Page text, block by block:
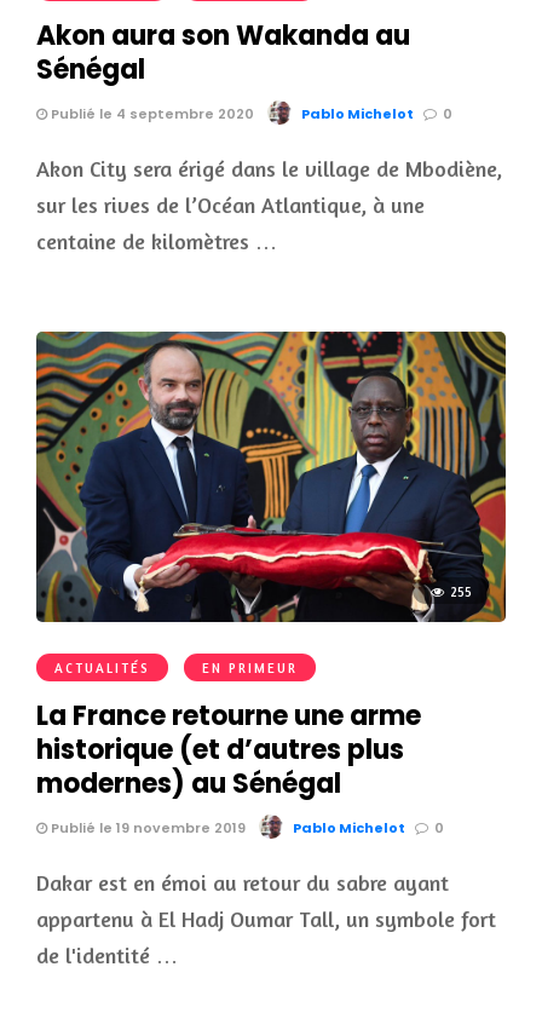
Akon aura son Wakanda au
Sénégal
Publié le 4 septembre 2020 Pablo Michelot 0
Akon City sera érigé dans le village de Mbodiène,
sur les rives de l’Océan Atlantique, à une
centaine de kilomètres …
255
ACTUALITÉS EN PRIMEUR
La France retourne une arme
historique (et d’autres plus
modernes) au Sénégal
Publié le 19 novembre 2019 Pablo Michelot 0
Dakar est en émoi au retour du sabre ayant
appartenu à El Hadj Oumar Tall, un symbole fort
de l'identité …